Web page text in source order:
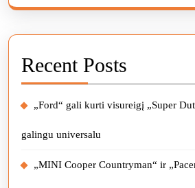
Recent Posts
„Ford“ gali kurti visureigį „Super
galingu universalu
„MINI Cooper Countryman“ ir